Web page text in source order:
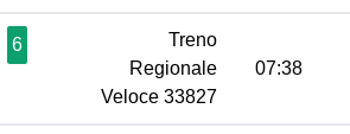
6
Treno
Regionale
Veloce 33827
07:38